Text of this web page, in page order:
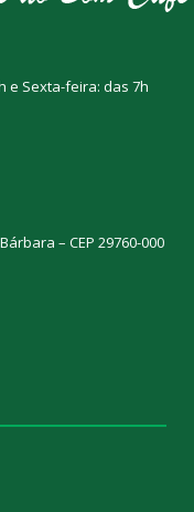
e Sexta-feira: das 7h
– CEP 29760-000